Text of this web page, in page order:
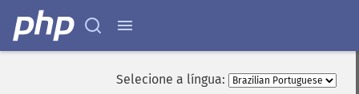
Selecione a língua: